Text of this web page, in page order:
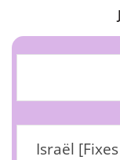
Israël